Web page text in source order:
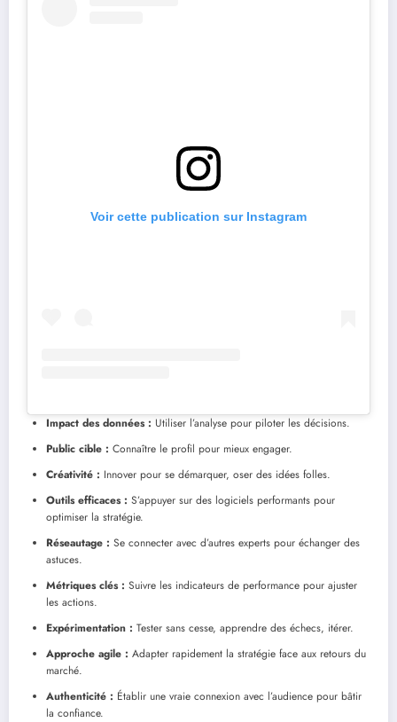
Voir cette publication sur Instagram
Impact des données : Utiliser l’analyse pour piloter les décisions.
Public cible : Connaître le profil pour mieux engager.
Créativité : Innover pour se démarquer, oser des idées folles.
Outils efficaces : S’appuyer sur des logiciels performants pour
optimiser la stratégie.
Réseautage : Se connecter avec d’autres experts pour échanger des
astuces.
Métriques clés : Suivre les indicateurs de performance pour ajuster
les actions.
Expérimentation : Tester sans cesse, apprendre des échecs, itérer.
Approche agile : Adapter rapidement la stratégie face aux retours du
marché.
Authenticité : Établir une vraie connexion avec l’audience pour bâtir
la confiance.